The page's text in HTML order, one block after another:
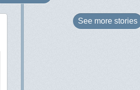
See more stories